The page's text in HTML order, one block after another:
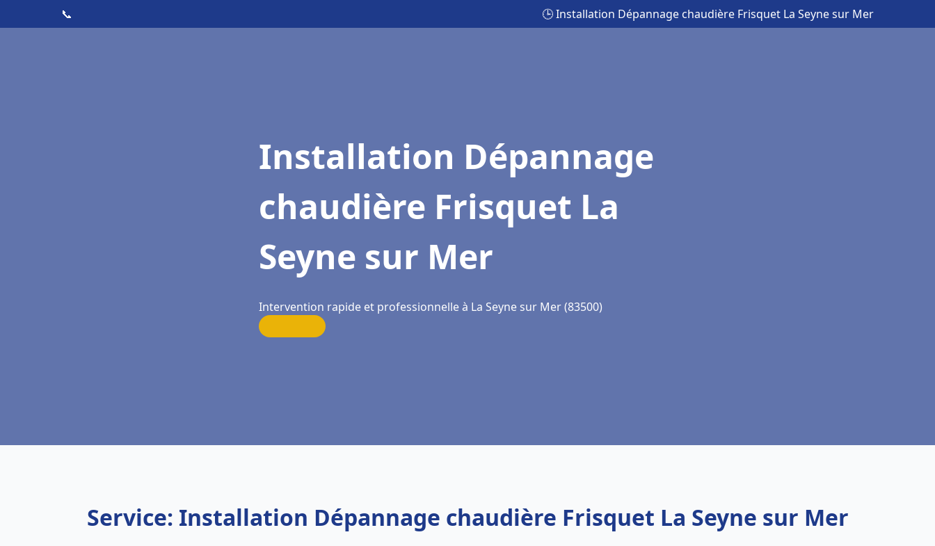
📞 🕒 Installation Dépannage chaudière Frisquet La Seyne sur Mer
Installation Dépannage
chaudière Frisquet La
Seyne sur Mer
Intervention rapide et professionnelle à La Seyne sur Mer (83500)
Service: Installation Dépannage chaudière Frisquet La Seyne sur Mer